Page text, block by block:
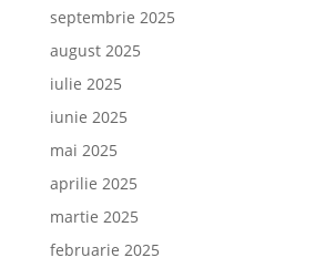
septembrie 2025
august 2025
iulie 2025
iunie 2025
mai 2025
aprilie 2025
martie 2025
februarie 2025